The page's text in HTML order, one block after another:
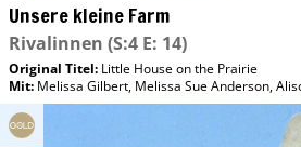
Unsere kleine Farm
Rivalinnen (S:4 E: 14)
Original Titel: Little House on the Prairie
Mit: Melissa Gilbert, Melissa Sue Anderson,